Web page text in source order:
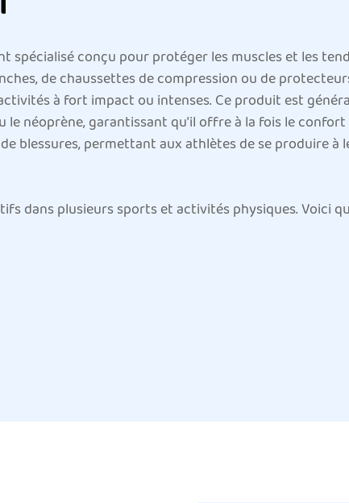
spécialisé conçu pour protéger les muscles et les
de chaussettes de compression ou de
à fort impact ou intenses. Ce produit est
néoprène, garantissant qu'il offre à la fois le
blessures, permettant aux athlètes de se produire
dans plusieurs sports et activités physiques. Voici
des souches. Les manches de mollet ou les
et en fournissant un soutien aux muscles du mollet